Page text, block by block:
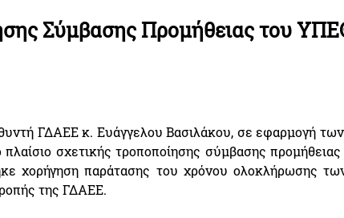
Σύμβασης Προμήθειας του
ΓΔΑΕΕ κ. Ευάγγελου Βασιλάκου, σε εφαρμογή των
πλαίσιο σχετικής τροποποίησης σύμβασης
χορήγηση παράτασης του χρόνου ολοκλήρωσης
της ΓΔΑΕΕ.